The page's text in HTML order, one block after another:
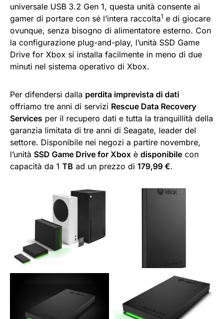
universale USB 3.2 Gen 1, questa unità consente ai
gamer di portare con sé l’intera raccolta1 e di giocare
ovunque, senza bisogno di alimentatore esterno. Con
la configurazione plug-and-play, l’unità SSD Game
Drive for Xbox si installa facilmente in meno di due
minuti nel sistema operativo di Xbox.
Per difendersi dalla perdita imprevista di dati
offriamo tre anni di servizi Rescue Data Recovery
Services per il recupero dati e tutta la tranquillità della
garanzia limitata di tre anni di Seagate, leader del
settore. Disponibile nei negozi a partire novembre,
l’unità SSD Game Drive for Xbox è disponibile con
capacità da 1 TB ad un prezzo di 179,99 €.